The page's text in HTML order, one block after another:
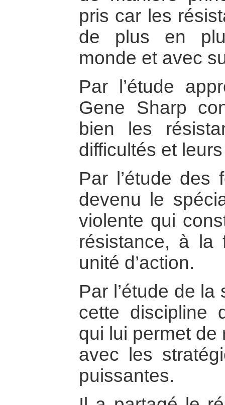
pris car les
de plus en
monde et avec
Par l’étude
Gene Sharp
bien les
difficultés et
Par l’étude des
devenu le
violente qui
résistance, à la
unité d’action.
Par l’étude de
cette discipline
qui lui permet de
avec les
puissantes.